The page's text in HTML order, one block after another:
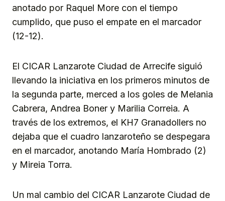
anotado por Raquel More con el tiempo
cumplido, que puso el empate en el marcador
(12-12).
El CICAR Lanzarote Ciudad de Arrecife siguió
llevando la iniciativa en los primeros minutos de
la segunda parte, merced a los goles de Melania
Cabrera, Andrea Boner y Marilia Correia. A
través de los extremos, el KH7 Granadollers no
dejaba que el cuadro lanzaroteño se despegara
en el marcador, anotando María Hombrado (2)
y Mireia Torra.
Un mal cambio del CICAR Lanzarote Ciudad de